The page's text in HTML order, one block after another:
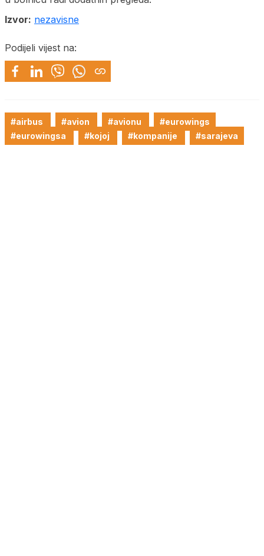
Izvor: nezavisne
Podijeli vijest na:
#airbus #avion #avionu
#eurowings
#eurowingsa
#kojoj #kompanije #sarajeva